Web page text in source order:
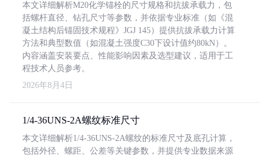
本文详细解析M20化学锚栓的尺寸规格和抗拔承载力，包
括螺杆直径、钻孔尺寸等参数，并依据专业标准（如《混
凝土结构后锚固技术规程》JGJ 145）提供抗拔承载力计算
方法和典型数值（如混凝土强度C30下设计值约80kN）。
内容涵盖安装要点、性能影响因素及选型建议，适用于工
程技术人员参考。
2026年8月4日
1/4-36UNS-2A螺纹标准尺寸
本文详细解析1/4-36UNS-2A螺纹的标准尺寸及底孔计算，
包括外径、螺距、公差等关键参数，并提供专业数据来源